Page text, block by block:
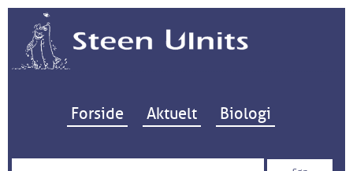
Hop til indhold
Forside Aktuelt Biologi
Søg